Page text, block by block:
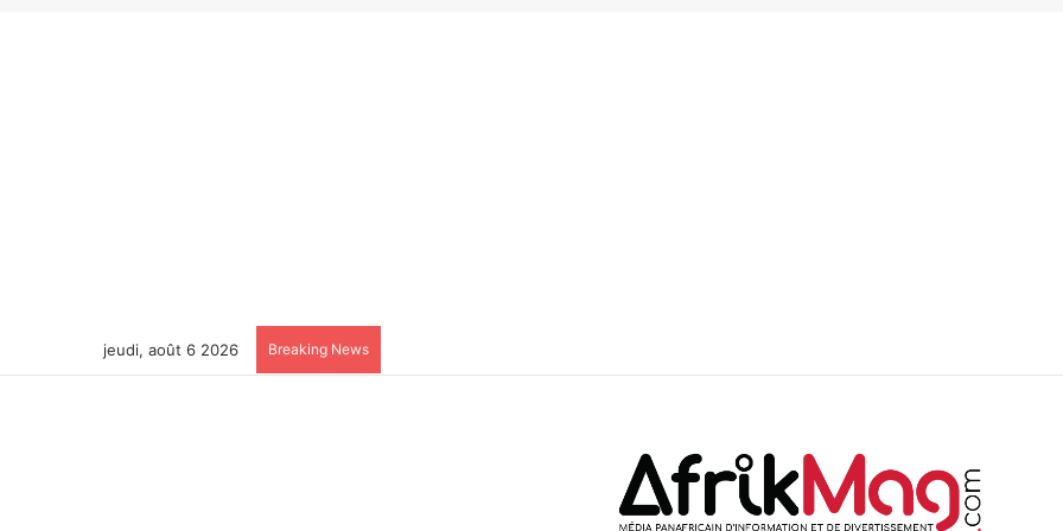
jeudi, août 6 2026 Breaking News